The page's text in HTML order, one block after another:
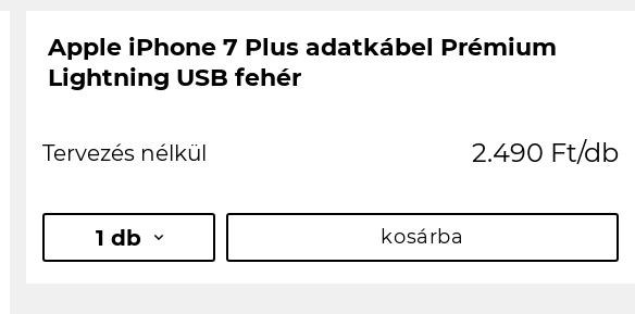
Apple iPhone 7 Plus adatkábel Prémium
Lightning USB fehér
Tervezés nélkül 2.490 Ft/db
1 db kosárba